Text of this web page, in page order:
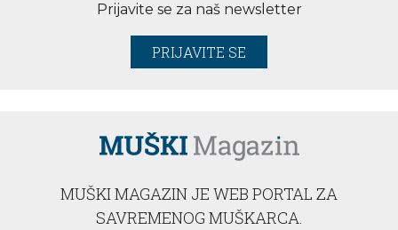
Prijavite se za naš newsletter
PRIJAVITE SE
MUŠKI MAGAZIN JE WEB PORTAL ZA
SAVREMENOG MUŠKARCA.